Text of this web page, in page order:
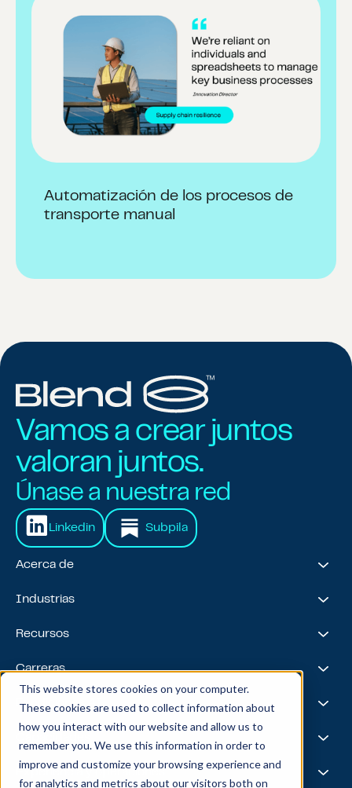
This website stores cookies on your computer.
These cookies are used to collect information about
how you interact with our website and allow us to
remember you. We use this information in order to
improve and customize your browsing experience and
for analytics and metrics about our visitors both on
Automatización de los procesos de
transporte manual
Vamos a crear juntos
valoran juntos.
Únase a nuestra red
Linkedin Subpila
Acerca de
Acerca de nosotros
Premios y reconocimientos
Industrias
Servicios financieros
Viajes y hospitalidad
Energía
Tecnología, medios y telecomunicaciones
Recursos
Casos prácticos
Liderazgo intelectual
Medios y eventos
Noticias
Carreras
Life @ Blend
Bolsa de trabajo
Todas las estrellas
Aspectos destacados del equipo
Fundiciones AI
Mezcla X
Ciencia de datos
Experiencia y operaciones